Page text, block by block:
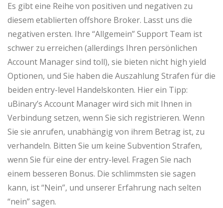
Es gibt eine Reihe von positiven und negativen zu
diesem etablierten offshore Broker. Lasst uns die
negativen ersten. Ihre “Allgemein” Support Team ist
schwer zu erreichen (allerdings Ihren persönlichen
Account Manager sind toll), sie bieten nicht high yield
Optionen, und Sie haben die Auszahlung Strafen für die
beiden entry-level Handelskonten. Hier ein Tipp:
uBinary’s Account Manager wird sich mit Ihnen in
Verbindung setzen, wenn Sie sich registrieren. Wenn
Sie sie anrufen, unabhängig von ihrem Betrag ist, zu
verhandeln. Bitten Sie um keine Subvention Strafen,
wenn Sie für eine der entry-level. Fragen Sie nach
einem besseren Bonus. Die schlimmsten sie sagen
kann, ist “Nein”, und unserer Erfahrung nach selten
“nein” sagen.